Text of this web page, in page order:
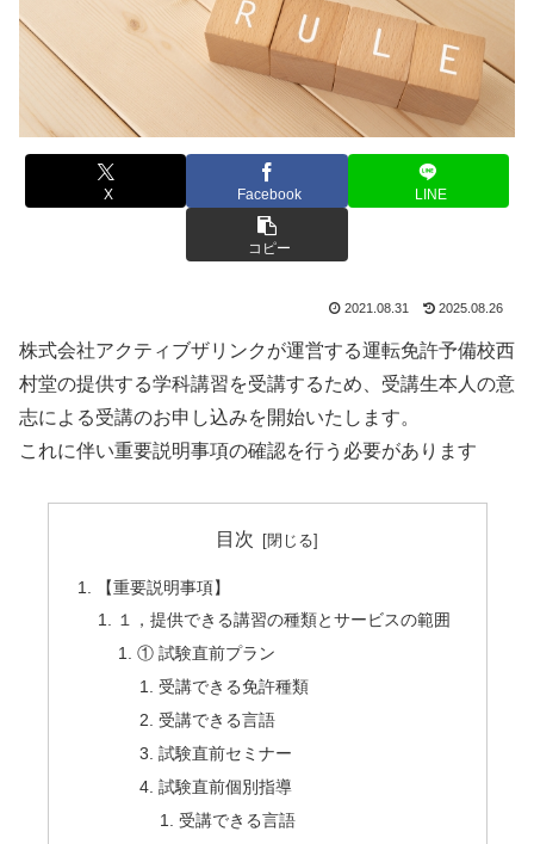
X Facebook LINE
コピー
2021.08.31 2025.08.26
株式会社アクティブザリンクが運営する運転免許予備校西
村堂の提供する学科講習を受講するため、受講生本人の意
志による受講のお申し込みを開始いたします。
これに伴い重要説明事項の確認を行う必要があります
目次
【重要説明事項】
１，提供できる講習の種類とサービスの範囲
① 試験直前プラン
受講できる免許種類
受講できる言語
試験直前セミナー
試験直前個別指導
受講できる言語